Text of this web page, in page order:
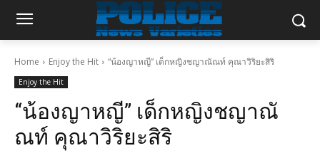
Home Enjoy the Hit “น้องญาหญี” เด็กหญิงชญาณัณท์ คุณาวิริยะสิริ
Enjoy the Hit
“น้องญาหญี” เด็กหญิงชญาณั
ณท์ คุณาวิริยะสิริ